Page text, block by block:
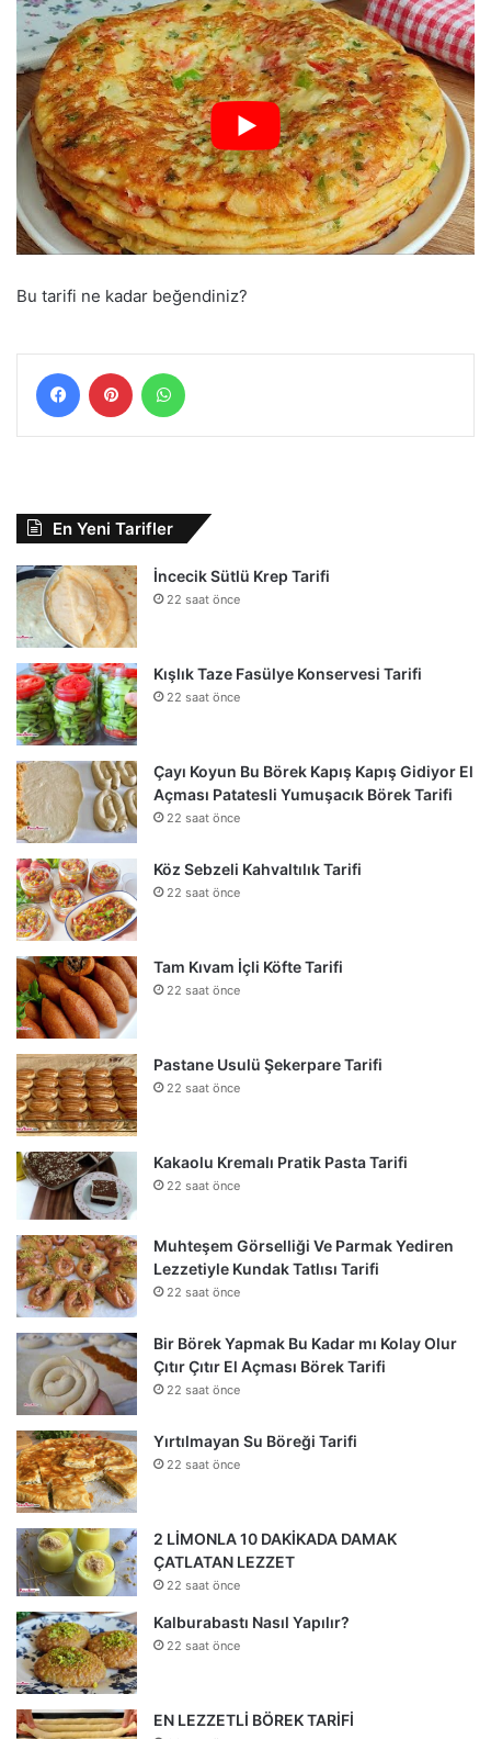
Bu tarifi ne kadar beğendiniz?
FacebookPinterest
En Yeni Tarifler
İncecik Sütlü Krep Tarifi
22 saat önce
Kışlık Taze Fasülye Konservesi Tarifi
22 saat önce
Çayı Koyun Bu Börek Kapış Kapış Gidiyor El
Açması Patatesli Yumuşacık Börek Tarifi
22 saat önce
Köz Sebzeli Kahvaltılık Tarifi
22 saat önce
Tam Kıvam İçli Köfte Tarifi
22 saat önce
Pastane Usulü Şekerpare Tarifi
22 saat önce
Kakaolu Kremalı Pratik Pasta Tarifi
22 saat önce
Muhteşem Görselliği Ve Parmak Yediren
Lezzetiyle Kundak Tatlısı Tarifi
22 saat önce
Bir Börek Yapmak Bu Kadar mı Kolay Olur
Çıtır Çıtır El Açması Börek Tarifi
22 saat önce
Yırtılmayan Su Böreği Tarifi
22 saat önce
2 LİMONLA 10 DAKİKADA DAMAK
ÇATLATAN LEZZET
22 saat önce
Kalburabastı Nasıl Yapılır?
22 saat önce
EN LEZZETLİ BÖREK TARİFİ